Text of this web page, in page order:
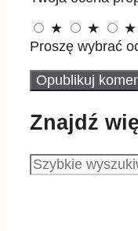
★
★ ★
Proszę wybrać
Znajdź
Szukaj: